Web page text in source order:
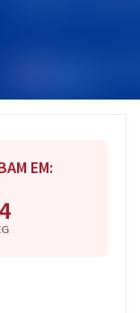
EM: